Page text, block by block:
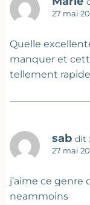
27 mai
Quelle
manquer et
tellement
sab dit :
27 mai
j’aime ce
neammoins